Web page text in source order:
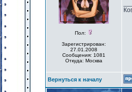
Пол:
Зарегистрирован:
27.01.2008
Сообщения: 1081
Откуда: Москва
Вернуться к началу